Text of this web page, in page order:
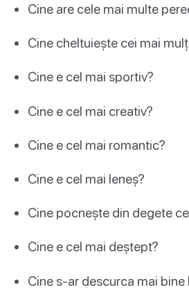
Cine are cele mai multe
Cine cheltuiește cei mai
Cine e cel mai sportiv?
Cine e cel mai creativ?
Cine e cel mai romantic?
Cine e cel mai leneș?
Cine pocnește din degete
Cine e cel mai deștept?
Cine s-ar descurca mai bine